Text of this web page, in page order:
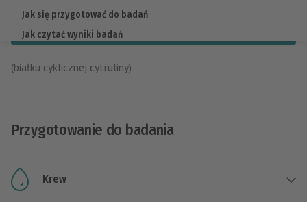
Jak się przygotować do badań
Jak czytać wyniki badań
LabDrive
Sprawdź wyniki on-line
ANTY-
(białku cyklicznej cytruliny)
Przygotowanie do badania
Krew